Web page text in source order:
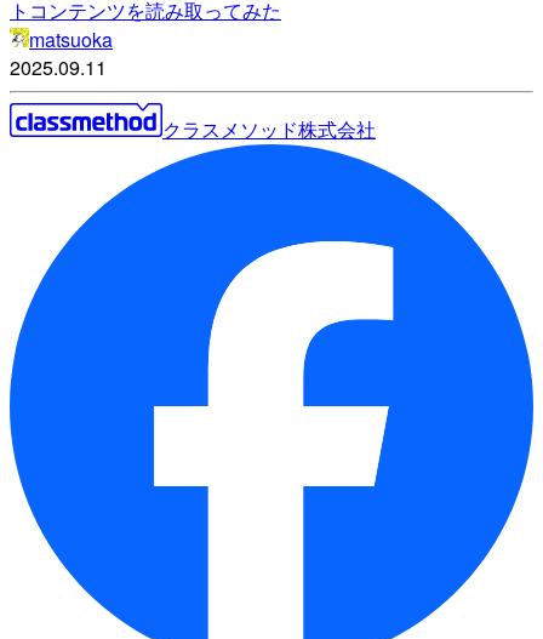
トコンテンツを読み取ってみた
matsuoka
2025.09.11
クラスメソッド株式会社